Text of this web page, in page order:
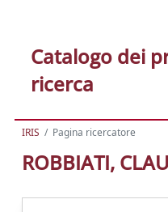
Catalogo dei
ricerca
IRIS Pagina ricercatore
ROBBIATI,